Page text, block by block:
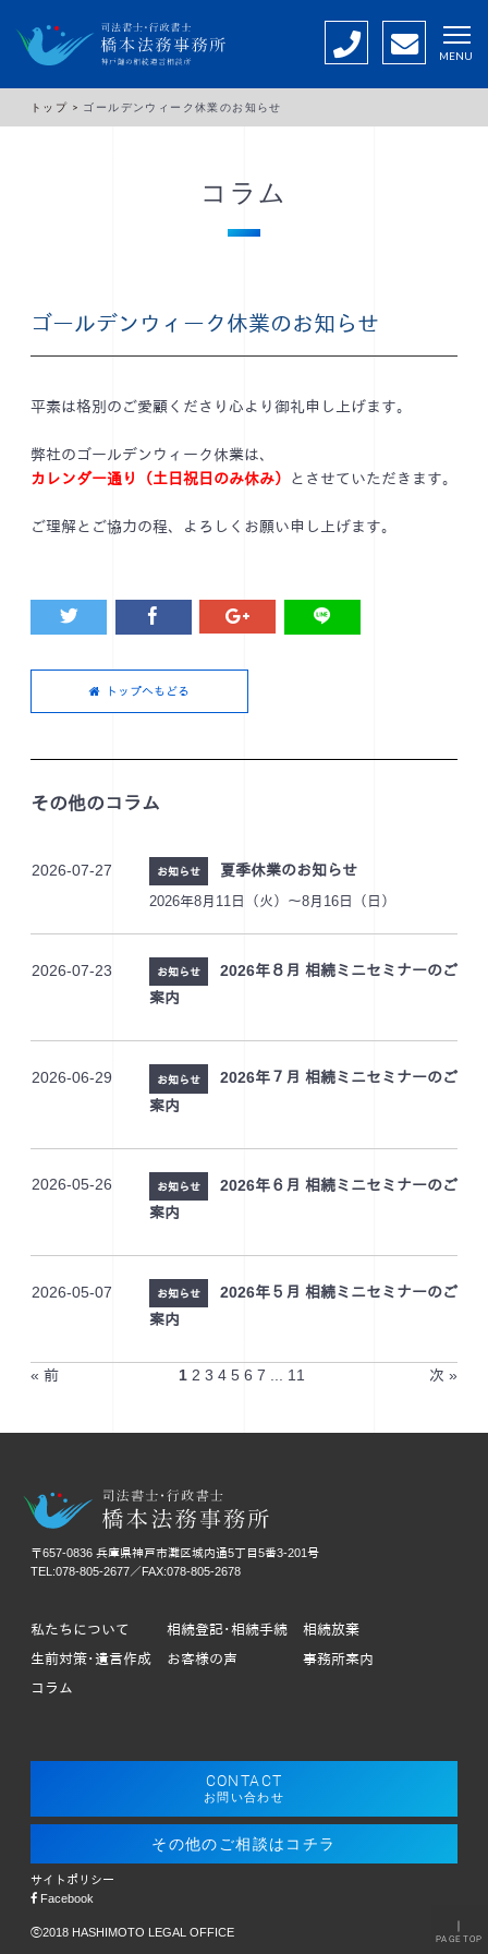
MENU
トップ > ゴールデンウィーク休業のお知らせ
コラム
ゴールデンウィーク休業のお知らせ
平素は格別のご愛顧くださり心より御礼申し上げます。
弊社のゴールデンウィーク休業は、
カレンダー通り（土日祝日のみ休み）
とさせていただきます。
ご理解とご協力の程、よろしくお願い申し上げます。
トップへもどる
その他のコラム
2026-07-27 お知らせ 夏季休業のお知らせ
2026年8月11日（火）～8月16日（日）
2026-07-23 お知らせ
2026年８月 相続ミニセミナーのご
案内
2026-06-29 お知らせ
2026年７月 相続ミニセミナーのご
案内
2026-05-26 お知らせ
2026年６月 相続ミニセミナーのご
案内
2026-05-07 お知らせ
2026年５月 相続ミニセミナーのご
案内
« 前 1 2 3 4 5 6 7 11 次 »
｜
PAGETOP
〒657-0836 兵庫県神戸市灘区城内通5丁目5番3-201号
TEL:078-805-2677／FAX:078-805-2678
私たちについて 相続登記･相続手続
相続放棄
生前対策･遺言作成
お客様の声
事務所案内
コラム
CONTACT
お問い合わせ
その他のご相談はコチラ
サイトポリシー
Facebook
ⓒ2018 HASHIMOTO LEGAL OFFICE